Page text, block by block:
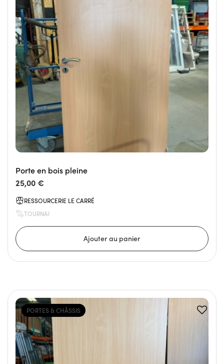
Porte en bois pleine
25,00 €
RESSOURCERIE LE CARRÉ
TOURNAI
PORTES & CHÂSSIS